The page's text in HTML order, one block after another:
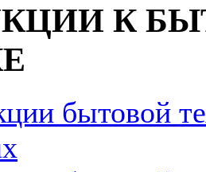
К
бытовой